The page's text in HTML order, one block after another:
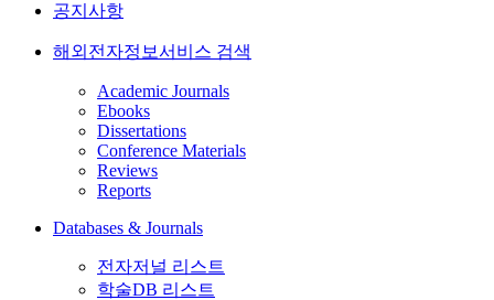
공지사항
해외전자정보서비스 검색
Academic Journals
Ebooks
Dissertations
Conference Materials
Reviews
Reports
Databases & Journals
전자저널 리스트
학술DB 리스트